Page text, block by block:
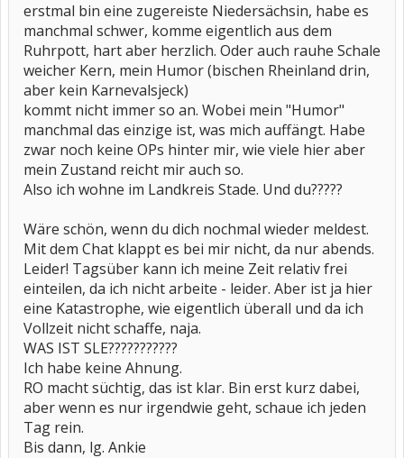
erstmal bin eine zugereiste Niedersächsin, habe es
manchmal schwer, komme eigentlich aus dem
Ruhrpott, hart aber herzlich. Oder auch rauhe Schale
weicher Kern, mein Humor (bischen Rheinland drin,
aber kein Karnevalsjeck)
kommt nicht immer so an. Wobei mein "Humor"
manchmal das einzige ist, was mich auffängt. Habe
zwar noch keine OPs hinter mir, wie viele hier aber
mein Zustand reicht mir auch so.
Also ich wohne im Landkreis Stade. Und du?????
Wäre schön, wenn du dich nochmal wieder meldest.
Mit dem Chat klappt es bei mir nicht, da nur abends.
Leider! Tagsüber kann ich meine Zeit relativ frei
einteilen, da ich nicht arbeite - leider. Aber ist ja hier
eine Katastrophe, wie eigentlich überall und da ich
Vollzeit nicht schaffe, naja.
WAS IST SLE???????????
Ich habe keine Ahnung.
RO macht süchtig, das ist klar. Bin erst kurz dabei,
aber wenn es nur irgendwie geht, schaue ich jeden
Tag rein.
Bis dann, lg. Ankie